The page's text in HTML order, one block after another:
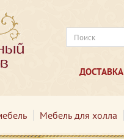
ДОСТАВКА
Мебель для холла